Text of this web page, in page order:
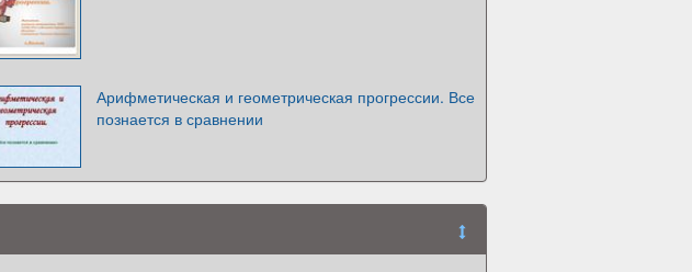
Арифметическая и геометрическая прогрессии. Все
познается в сравнении